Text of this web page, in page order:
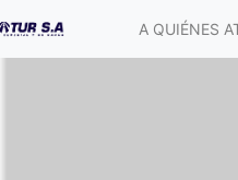
A QUIÉNES